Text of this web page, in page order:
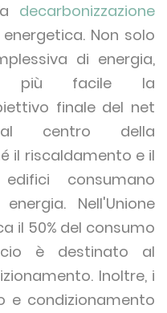
decarbonizzazione
Non solo
di energia,
più facile la
finale del net
centro della
il riscaldamento e il
consumano
Nell'Unione
il 50% del consumo
è destinato al
Inoltre, i
e condizionamento